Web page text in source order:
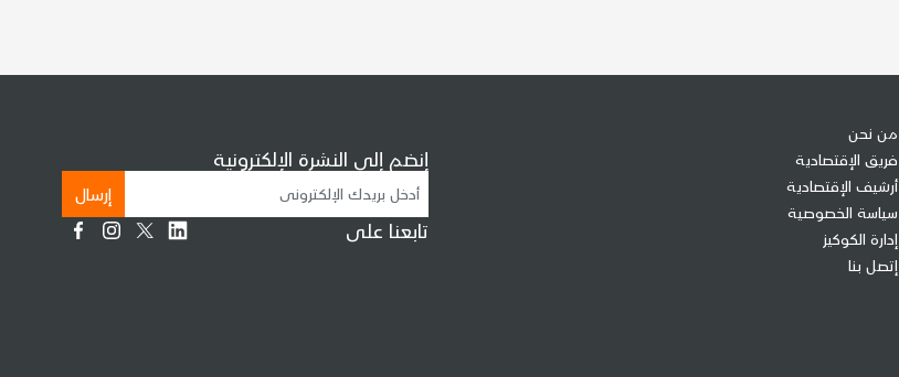
من نحن
فريق الإقتصادية
أرشيف الإقتصادية
سياسة الخصوصية
إدارة الكوكيز
إتصل بنا
إنضم إلى النشرة الإلكترونية
إرسال
تابعنا على